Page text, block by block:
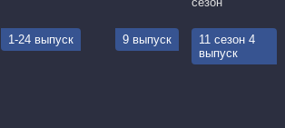
1-24 выпуск 9 выпуск
11 сезон 4
выпуск